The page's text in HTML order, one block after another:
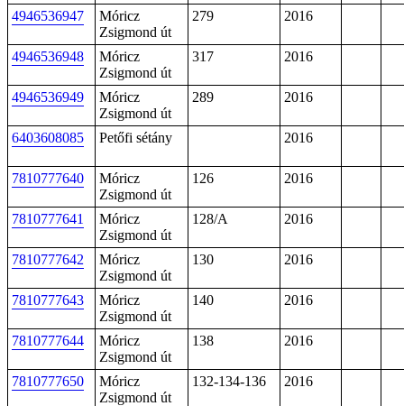
4946536947
Móricz
Zsigmond út
279 2016
4946536948
Móricz
Zsigmond út
317 2016
4946536949
Móricz
Zsigmond út
289 2016
6403608085 Petőfi sétány 2016
7810777640
Móricz
Zsigmond út
126 2016
7810777641
Móricz
Zsigmond út
128/A 2016
7810777642
Móricz
Zsigmond út
130 2016
7810777643
Móricz
Zsigmond út
140 2016
7810777644
Móricz
Zsigmond út
138 2016
7810777650
Móricz
Zsigmond út
132-134-136 2016